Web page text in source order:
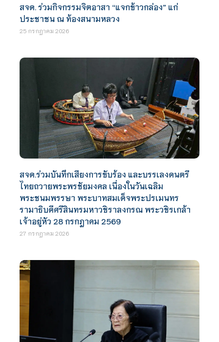
สจด. ร่วมกิจกรรมจิตอาสา “แจกข้าวกล่อง” แก่
ประชาชน ณ ท้องสนามหลวง
25 กรกฎาคม 2026
สจด.ร่วมบันทึกเสียงการขับร้อง และบรรเลงดนตรี
ไทยถวายพระพรชัยมงคล เนื่องในวันเฉลิม
พระชนมพรรษา พระบาทสมเด็จพระปรเมนทร
รามาธิบดีศรีสินทรมหาวชิราลงกรณ พระวชิรเกล้า
เจ้าอยู่หัว 28 กรกฎาคม 2569
27 กรกฎาคม 2026